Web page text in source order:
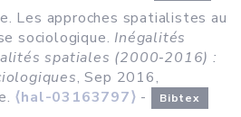
Les approches spatialistes au
sociologique. Inégalités
spatiales (2000‐2016) :
, Sep 2016,
⟨hal-03163797⟩ - Bibtex